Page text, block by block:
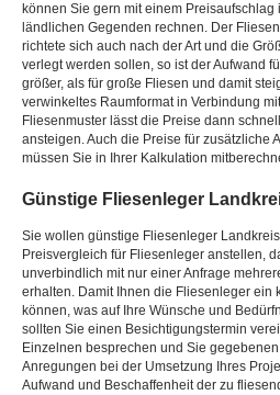
können Sie gern mit einem
ländlichen Gegenden rechnen. Der
richtete sich auch nach der Art und die
verlegt werden sollen, so ist der Aufwand
größer, als für große Fliesen und damit
verwinkeltes Raumformat in Verbindung
Fliesenmuster lässt die Preise dann
ansteigen. Auch die Preise für zusätzliche
müssen Sie in Ihrer Kalkulation
Günstige Fliesenleger
Sie wollen günstige Fliesenleger
Preisvergleich für Fliesenleger anstellen,
unverbindlich mit nur einer Anfrage
erhalten. Damit Ihnen die Fliesenleger ein
können, was auf Ihre Wünsche und
sollten Sie einen Besichtigungstermin
Einzelnen besprechen und Sie
Anregungen bei der Umsetzung Ihres
Aufwand und Beschaffenheit der zu